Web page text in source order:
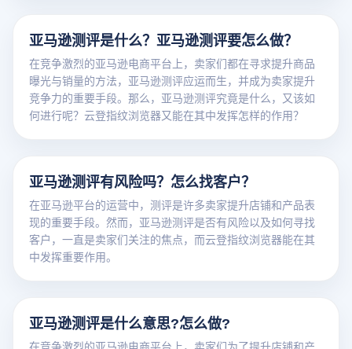
亚马逊测评是什么？亚马逊测评要怎么做？
在竞争激烈的亚马逊电商平台上，卖家们都在寻求提升商品
曝光与销量的方法，亚马逊测评应运而生，并成为卖家提升
竞争力的重要手段。那么，亚马逊测评究竟是什么，又该如
何进行呢？云登指纹浏览器又能在其中发挥怎样的作用？
亚马逊测评有风险吗？怎么找客户？
在亚马逊平台的运营中，测评是许多卖家提升店铺和产品表
现的重要手段。然而，亚马逊测评是否有风险以及如何寻找
客户，一直是卖家们关注的焦点，而云登指纹浏览器能在其
中发挥重要作用。
亚马逊测评是什么意思?怎么做?
在竞争激烈的亚马逊电商平台上，卖家们为了提升店铺和产